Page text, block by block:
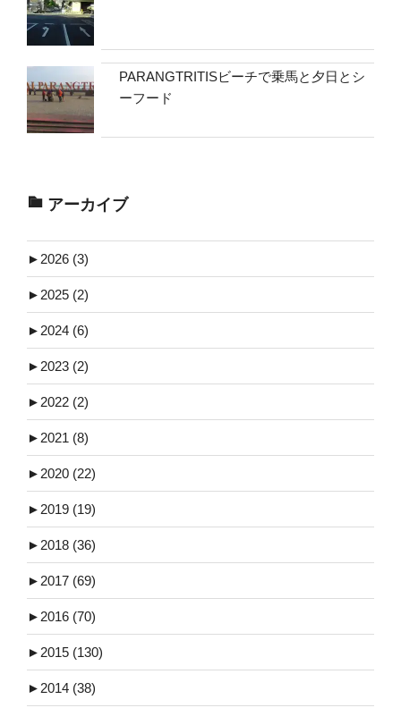
PARANGTRITISビーチで乗馬と夕日とシ
ーフード
アーカイブ
► 2026 (3)
► 2025 (2)
► 2024 (6)
► 2023 (2)
► 2022 (2)
► 2021 (8)
► 2020 (22)
► 2019 (19)
► 2018 (36)
► 2017 (69)
► 2016 (70)
► 2015 (130)
► 2014 (38)